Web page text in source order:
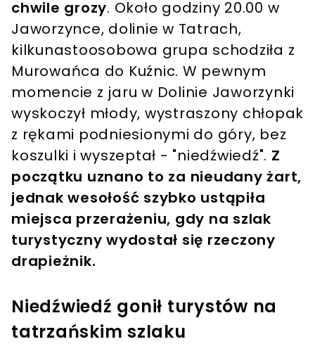
chwile grozy. Około godziny 20.00 w
Jaworzynce, dolinie w Tatrach,
kilkunastoosobowa grupa schodziła z
Murowańca do Kuźnic. W pewnym
momencie z jaru w Dolinie Jaworzynki
wyskoczył młody, wystraszony chłopak
z rękami podniesionymi do góry, bez
koszulki i wyszeptał - "niedźwiedź". Z
początku uznano to za nieudany żart,
jednak wesołość szybko ustąpiła
miejsca przerażeniu, gdy na szlak
turystyczny wydostał się rzeczony
drapieżnik.
Niedźwiedź gonił turystów na
tatrzańskim szlaku